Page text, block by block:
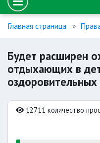
Главная страница
Будет расширен
отдыхающих в
оздоровительных
12711 количество